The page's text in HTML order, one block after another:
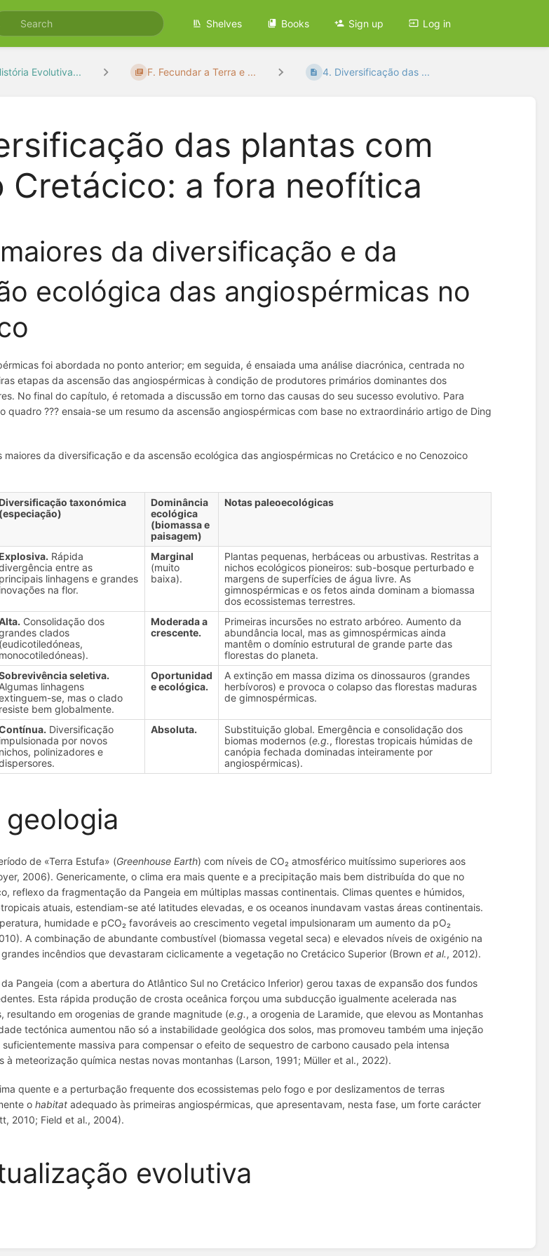
Shelves Books Sign up Log in
Evolutiva... F. Fecundar a Terra e ... 4. Diversificação das ...
das plantas com
Cretácico: a fora neofítica
da diversificação e da
ecológica das angiospérmicas no
foi abordada no ponto anterior; em seguida, é ensaiada uma análise diacrónica, centrada no
etapas da ascensão das angiospérmicas à condição de produtores primários dominantes dos
No final do capítulo, é retomada a discussão em torno das causas do seu sucesso evolutivo. Para
quadro ??? ensaia-se um resumo da ascensão angiospérmicas com base no extraordinário artigo de Ding
maiores da diversificação e da ascensão ecológica das angiospérmicas no Cretácico e no Cenozoico
Diversificação taxonómica
(especiação)
Dominância
ecológica
(biomassa e
paisagem)
Notas paleoecológicas
Explosiva. Rápida
entre as
principais linhagens e grandes
inovações na flor.
Marginal
(muito
baixa).
Plantas pequenas, herbáceas ou arbustivas. Restritas a
nichos ecológicos pioneiros: sub-bosque perturbado e
margens de superfícies de água livre. As
gimnospérmicas e os fetos ainda dominam a biomassa
dos ecossistemas terrestres.
Consolidação dos
clados
(eudicotiledóneas,
monocotiledóneas).
Moderada a
crescente.
Primeiras incursões no estrato arbóreo. Aumento da
abundância local, mas as gimnospérmicas ainda
mantêm o domínio estrutural de grande parte das
florestas do planeta.
seletiva.
Algumas linhagens
se, mas o clado
resiste bem globalmente.
Oportunidad
e ecológica.
A extinção em massa dizima os dinossauros (grandes
herbívoros) e provoca o colapso das florestas maduras
de gimnospérmicas.
Diversificação
impulsionada por novos
nichos, polinizadores e
Absoluta.
Substituição global. Emergência e consolidação dos
biomas modernos (e.g., florestas tropicais húmidas de
canópia fechada dominadas inteiramente por
angiospérmicas).
geologia
de «Terra Estufa» (Greenhouse Earth) com níveis de CO₂ atmosférico muitíssimo superiores aos
2006). Genericamente, o clima era mais quente e a precipitação mais bem distribuída do que no
reflexo da fragmentação da Pangeia em múltiplas massas continentais. Climas quentes e húmidos,
atuais, estendiam-se até latitudes elevadas, e os oceanos inundavam vastas áreas continentais.
humidade e pCO₂ favoráveis ao crescimento vegetal impulsionaram um aumento da pO₂
A combinação de abundante combustível (biomassa vegetal seca) e elevados níveis de oxigénio na
incêndios que devastaram ciclicamente a vegetação no Cretácico Superior (Brownet al., 2012).
Pangeia (com a abertura do Atlântico Sul no Cretácico Inferior) gerou taxas de expansão dos fundos
Esta rápida produção de crosta oceânica forçou uma subducção igualmente acelerada nas
resultando em orogenias de grande magnitude (e.g., a orogenia de Laramide, que elevou as Montanhas
tectónica aumentou não só a instabilidade geológica dos solos, mas promoveu também uma injeção
suficientemente massiva para compensar o efeito de sequestro de carbono causado pela intensa
à meteorização química nestas novas montanhas (Larson, 1991; Müller et al., 2022).
quente e a perturbação frequente dos ecossistemas pelo fogo e por deslizamentos de terras
ohabitat adequado às primeiras angiospérmicas, que apresentavam, nesta fase, um forte carácter
2010; Field et al., 2004).
evolutiva